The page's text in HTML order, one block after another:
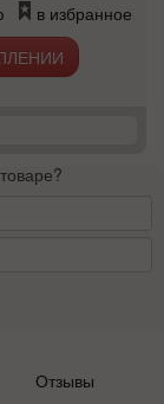
в избранное
Отзывы